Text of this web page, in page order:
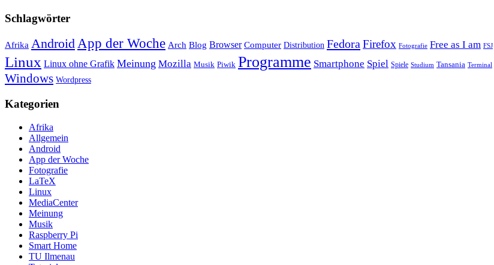
Schlagwörter
Afrika AndroidApp der Woche Arch Blog Browser Computer Distribution Fedora Firefox Fotografie Free as I am FSJ
Linux Linux ohne Grafik Meinung Mozilla Musik Piwik Programme Smartphone Spiel Spiele Studium Tansania Terminal
Windows Wordpress
Kategorien
Afrika
Allgemein
Android
App der Woche
Fotografie
LaTeX
Linux
MediaCenter
Meinung
Musik
Raspberry Pi
Smart Home
TU Ilmenau